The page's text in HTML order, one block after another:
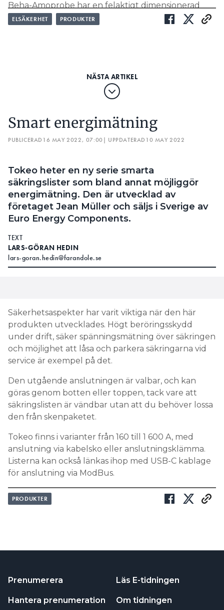
Beha-Amoprobe har en felaktigt dimensionerad
säkring och det kan medföra risk för att ljusbåge
FLUKE: ”ENDAST EN HANDFULL” HAR TESTKABELN SOM
Produkterna med modellnamnen i faktarutan har
en felaktigt dimensionerad säkring för CAT III 600 V-
förutsebara felförhållanden (onormal tillämpning
av elektrisk installationsspänning över 250 volt
mellan A och COM-terminaler) och kan leda till att
säkringen inte fungerar på avsett sätt och att en
ljusbåge kan uppstå. Ljusbågen kan resultera i
allvarlig kroppsskada eller till och med dödsfall.
Fluke känner för närvarande inte till några
rapporterade incidenter med anknytning till denna
identifierade produktbrist
berörda kunder en kostnadsfri reparation.
FAKTA: MODELLNAMN SOM
ÅTERKALLAS
VARUMÄRKE:BEHA-AMPROBE
MODELL:
AM-500-EUR
DIGITAL MULTIMETER AM-510-EUR
DIGITAL MULTIMETER HEX60-D
HEXAGON-60 DIGITAL MULTIMETER
AM-500-EUR KIT AM-510-EUR KIT.
siffra än 5.
ELSÄKERHET PRODUKTER
Smart energimätning
PUBLICERAD 16 MAY 2022, 07:00 | UPPDATERAD 10 MAY 2022
Tokeo heter en ny serie smarta
säkringslister som bland annat möjliggör
energimätning. Den är utvecklad av
företaget Jean Müller och säljs i Sverige av
Euro Energy Components.
TEXT
LARS-GÖRAN HEDIN
lars-goran.hedin@farandole.se
Säkerhetsaspekter har varit viktiga när den här
produkten utvecklades. Högt beröringsskydd
under drift, säker spänningsmätning över säkringen
och möjlighet att låsa och parkera säkringarna vid
service är exempel på det.
Den utgående anslutningen är valbar, och kan
göras genom botten eller toppen, tack vare att
säkringslisten är vändbar utan att du behöver lossa
den från skenpaketet.
Tokeo finns i varianter från 160 till 1 600 A, med
anslutning via kabelsko eller anslutningsklämma.
Listerna kan också länkas ihop med USB-C kablage
för anslutning via ModBus.
PRODUKTER
Prenumerera
Hantera prenumeration
Läs E-tidningen
Om tidningen